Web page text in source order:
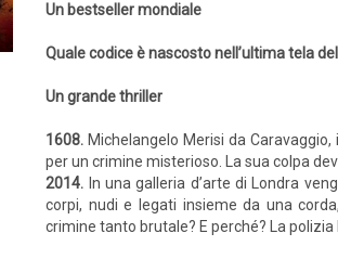
Un bestseller mondiale
Quale codice è nascosto nell’ultima tela
Un grande thriller
1608. Michelangelo Merisi da
per un crimine misterioso. La sua colpa
2014. In una galleria d’arte di Londra
corpi, nudi e legati insieme da una
crimine tanto brutale? E perché? La